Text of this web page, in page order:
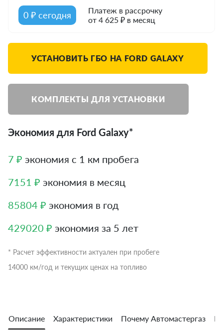
0 ₽ сегодня
Платеж в рассрочку
от 4 625 ₽ в месяц
УСТАНОВИТЬ ГБО НА FORD GALAXY
КОМПЛЕКТЫ ДЛЯ УСТАНОВКИ
Экономия для Ford Galaxy*
7 ₽ экономия с 1 км пробега
7151 ₽ экономия в месяц
85804 ₽ экономия в год
429020 ₽ экономия за 5 лет
* Расчет эффективности актуален при пробеге
14000 км/год и текущих ценах на топливо
Описание Характеристики Почему Автомастергаз